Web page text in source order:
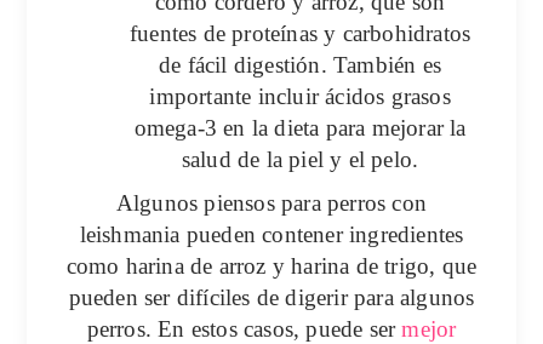
fuentes deproteínas y carbohidratos
de fácil digestión. También es
importante incluir ácidos grasos
omega-3 en la dieta para mejorar la
salud de la piel y el pelo.
Algunos piensos para perros con
leishmania pueden contener ingredientes
como harina de arroz y harina de trigo, que
pueden ser difíciles de digerir para algunos
perros. En estos casos, puede sermejor